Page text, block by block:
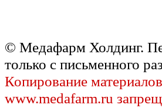
© Медафарм Холдинг.
только с письменного
Копирование
www.medafarm.ru